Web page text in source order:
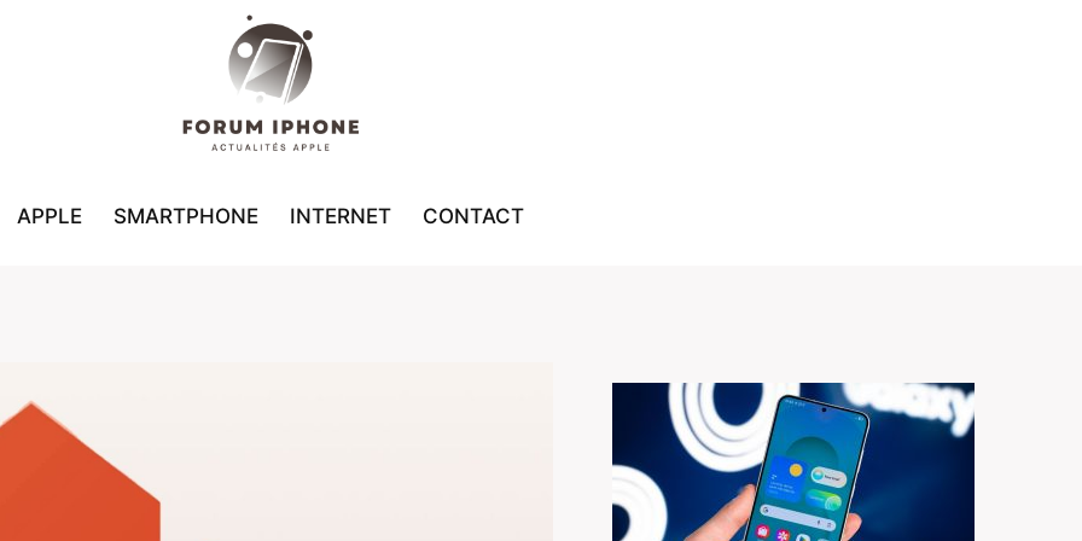
APPLE SMARTPHONE INTERNET CONTACT